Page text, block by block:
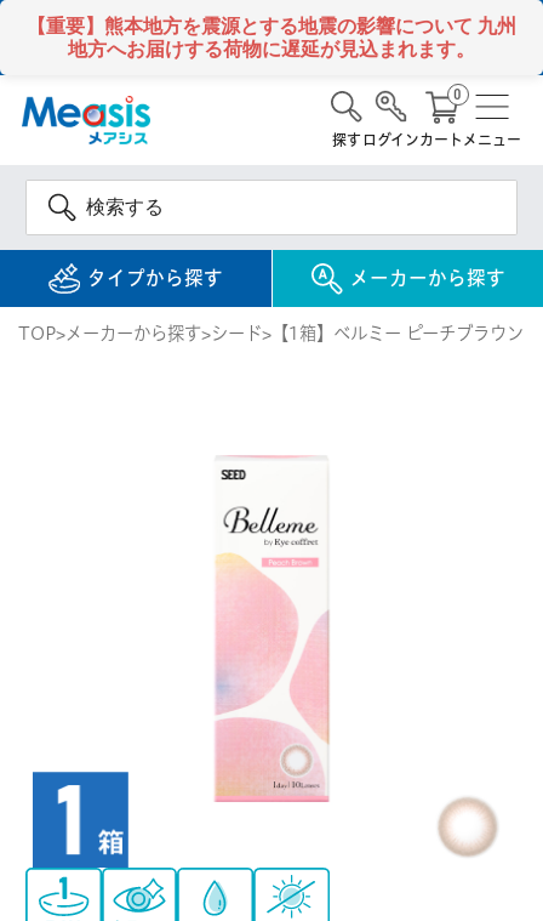
【重要】熊本地方を震源とする地震の影響について 九州
地方へお届けする荷物に遅延が見込まれます。
タイプから探す メーカーから探す
探す ログインカート
0
メニュー
2WEEK / 2週間 使い捨て
1MONTH / 1ヶ月 使い捨て
乱視用コンタクトレンズ
コンタクトレンズ
コンタクトレンズ
ハード コンタクトレンズ
ソフト
定期便
ジョンソン&ジョンソ
MYコンタクト（らくらく再購入）
はじめての方へ
おトク定期便
Myクーポン
TOP メーカーから探す シード 【1箱】ベルミー ピーチブラウン